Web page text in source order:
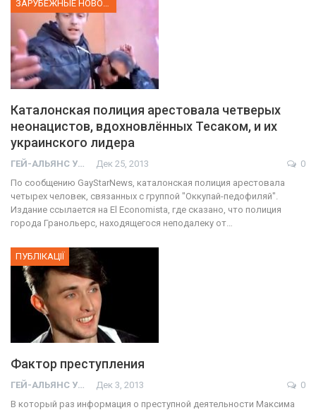
ЗАРУБЕЖНЫЕ НОВОСТИ
Каталонская полиция арестовала четверых
неонацистов, вдохновлённых Тесаком, и их
украинского лидера
ГЕЙ-АЛЬЯНС УКРАИНА Дек 25, 2013
0
По сообщению GayStarNews, каталонская полиция арестовала
четырех человек, связанных с группой "Оккупай-педофиляй".
Издание ссылается на El Economista, где сказано, что полиция
города Гранольерс, находящегося неподалеку от…
ПУБЛІКАЦІЇ
Фактор преступления
ГЕЙ-АЛЬЯНС УКРАИНА Дек 3, 2013
0
В который раз информация о преступной деятельности Максима